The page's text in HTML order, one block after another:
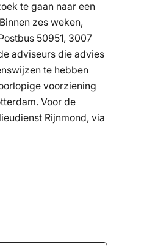
te gaan naar een
zes weken,
50951, 3007
adviseurs die advies
te hebben
voorziening
Voor de
Rijnmond, via